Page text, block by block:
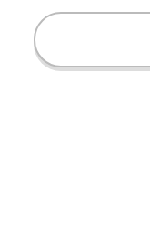
発撃たれ失血…